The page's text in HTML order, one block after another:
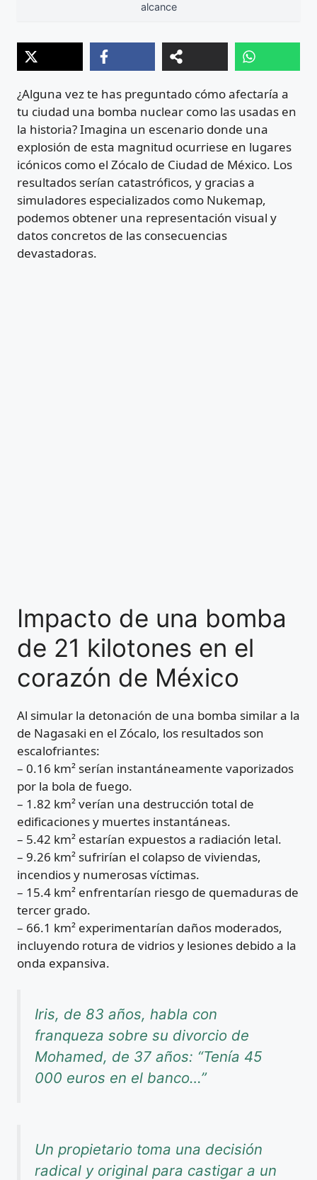
alcance
¿Alguna vez te has preguntado cómo afectaría a
tu ciudad una bomba nuclear como las usadas en
la historia? Imagina un escenario donde una
explosión de esta magnitud ocurriese en lugares
icónicos como el Zócalo de Ciudad de México. Los
resultados serían catastróficos, y gracias a
simuladores especializados como Nukemap,
podemos obtener una representación visual y
datos concretos de las consecuencias
devastadoras.
Impacto de una bomba
de 21 kilotones en el
corazón de México
Al simular la detonación de una bomba similar a la
de Nagasaki en el Zócalo, los resultados son
escalofriantes:
– 0.16 km² serían instantáneamente vaporizados
por la bola de fuego.
– 1.82 km² verían una destrucción total de
edificaciones y muertes instantáneas.
– 5.42 km² estarían expuestos a radiación letal.
– 9.26 km² sufrirían el colapso de viviendas,
incendios y numerosas víctimas.
– 15.4 km² enfrentarían riesgo de quemaduras de
tercer grado.
– 66.1 km² experimentarían daños moderados,
incluyendo rotura de vidrios y lesiones debido a la
onda expansiva.
Iris, de 83 años, habla con
franqueza sobre su divorcio de
Mohamed, de 37 años: “Tenía 45
000 euros en el banco…”
Un propietario toma una decisión
radical y original para castigar a un